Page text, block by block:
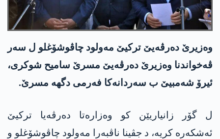
وەزیرێ دەرڤەیێ ترکیێ مەولود چاڤوشۆغلو ل سەر
ڤەخواندنا وەزیرێ دەرڤەیێ مسرێ سامیح شوکری،
ئیرۆ شەمبیێ ب سەردانەکا فەرمی دگھە مسرێ.
ل گۆر زانیاریێن کو وەزارەتا دەرڤەیا ترکیێ
ئەشکەرە کریە، د جڤینا ناڤبەرا مەولود چاڤوشۆغلو و